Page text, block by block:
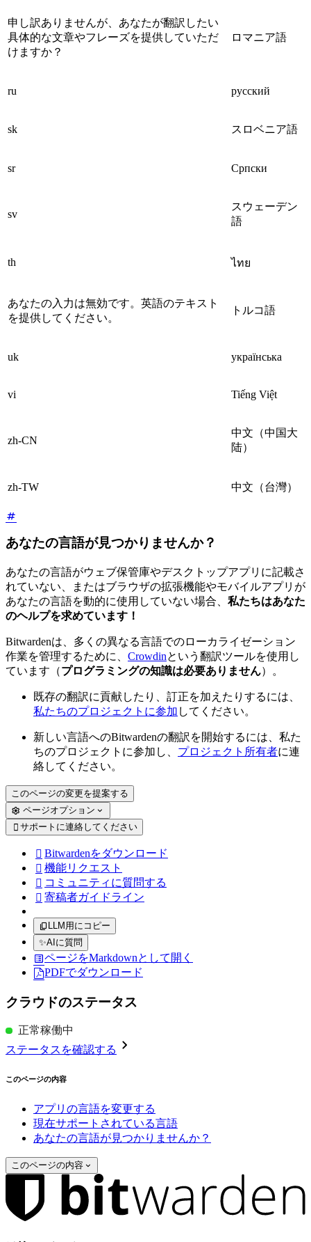
申し訳ありませんが、あなたが翻訳したい
具体的な文章やフレーズを提供していただ
けますか？
ロマニア語
ru русский
sk スロベニア語
sr Српски
sv
スウェーデン
語
th ไทย
あなたの入力は無効です。英語のテキスト
を提供してください。
トルコ語
uk українська
vi Tiếng Việt
zh-CN
中文（中国大
陆）
zh-TW 中文（台灣）
あなたの言語が見つかりませんか？
あなたの言語がウェブ保管庫やデスクトップアプリに記載さ
れていない、またはブラウザの拡張機能やモバイルアプリが
あなたの言語を動的に使用していない場合、 私たちはあなた
のヘルプを求めています！
Bitwardenは、多くの異なる言語でのローカライゼーション
作業を管理するために、 Crowdinという翻訳ツールを使用し
ています（プログラミングの知識は必要ありません）。
既存の翻訳に貢献したり、訂正を加えたりするには、
私たちのプロジェクトに参加 してください。
新しい言語へのBitwardenの翻訳を開始するには、私た
ちのプロジェクトに参加し、 プロジェクト所有者に連
絡してください。
このページの変更を提案する
ページオプション
 サポートに連絡してください
 Bitwardenをダウンロード
 機能リクエスト
 コミュニティに質問する
 寄稿者ガイドライン
LLM用にコピー
✨AIに質問
ページをMarkdownとして開く
PDFでダウンロード
クラウドのステータス
正常稼働中
ステータスを確認する
このページの内容
アプリの言語を変更する
現在サポートされている言語
あなたの言語が見つかりませんか？
このページの内容